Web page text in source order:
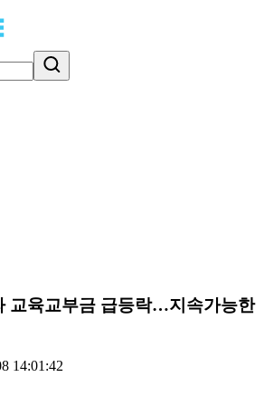
교육교부금 급등락…지속가능한
14:01:42